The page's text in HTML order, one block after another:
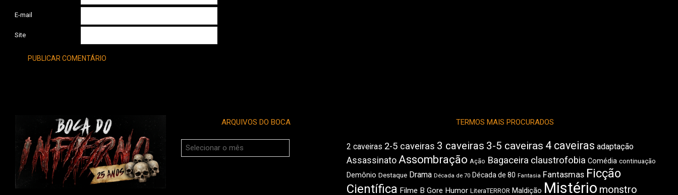
E-mail
Site
ARQUIVOS DO BOCA
Arquivos
do
TERMOS MAIS PROCURADOS
2 caveiras 2-5 caveiras 3 caveiras 3-5 caveiras 4 caveiras adaptação
Assassinato Assombração Ação Bagaceira claustrofobia Comédia continuação
Demônio Destaque Drama Década de 70 Década de 80 Fantasia Fantasmas Ficção
Científica Filme B Gore Humor LiteraTERROR Maldição Mistério monstro